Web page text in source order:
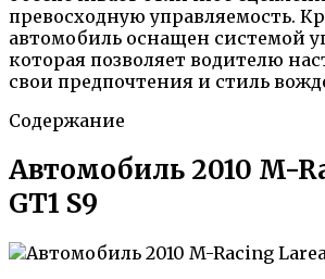
превосходную управляемость.
автомобиль оснащен системой
которая позволяет водителю
свои предпочтения и стиль
Содержание
Автомобиль 2010 M-
GT1 S9